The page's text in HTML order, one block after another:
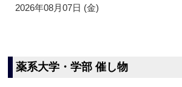
2026年08月07日 (金)
薬系大学・学部 催し物